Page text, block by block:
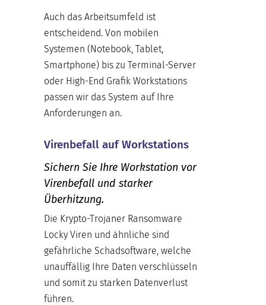
Auch das Arbeitsumfeld ist
entscheidend. Von mobilen
Systemen (Notebook, Tablet,
Smartphone) bis zu Terminal-Server
oder High-End Grafik Workstations
passen wir das System auf Ihre
Anforderungen an.
Virenbefall auf Workstations
Sichern Sie Ihre Workstation vor
Virenbefall und starker
Überhitzung.
Die Krypto-Trojaner Ransomware
Locky Viren und ähnliche sind
gefährliche Schadsoftware, welche
unauffällig Ihre Daten verschlüsseln
und somit zu starken Datenverlust
führen.